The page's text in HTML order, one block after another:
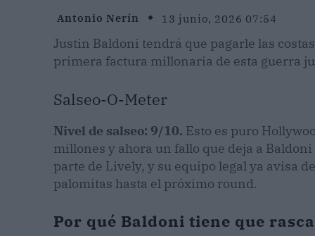
Antonio Nerín 13 junio, 2026 07:54
Justin Baldoni tendrá que pagarle las
primera factura millonaria de esta guerra
Salseo-O-Meter
Nivel de salseo: 9/10. Esto es puro
millones y ahora un fallo que deja a
parte de Lively, y su equipo legal ya avisa
palomitas hasta el próximo round.
Por qué Baldoni tiene que